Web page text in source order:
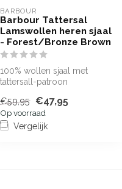
BARBOUR
Barbour Tattersal
Lamswollen heren sjaal
- Forest/Bronze Brown
100% wollen sjaal met
tattersall-patroon
€59,95 €47,95
Op voorraad
Vergelijk